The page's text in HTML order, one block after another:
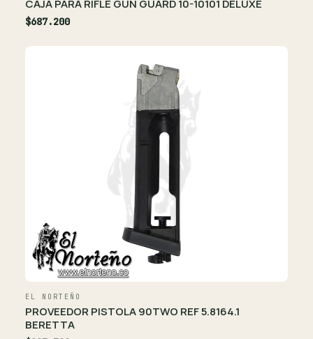
CAJA PARA RIFLE GUN GUARD 10-10101 DELUXE
$687.200
EL NORTEÑO
PROVEEDOR PISTOLA 90TWO REF 5.8164.1
BERETTA